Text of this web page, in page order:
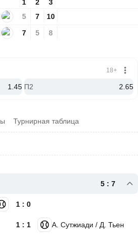
1
5
7
2
7
5
3
10
8
1.45 П2 2.65
18+
Турнирная таблица
5 : 7
1 : 0
А. Сутжиади / Д. Тьен
1 : 1